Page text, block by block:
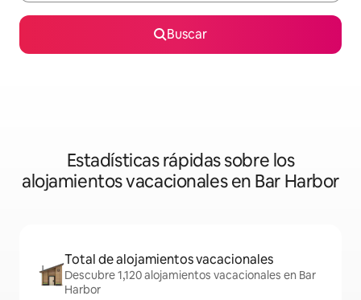
Buscar
Estadísticas rápidas sobre los
alojamientos vacacionales en Bar Harbor
Total de alojamientos vacacionales
Descubre 1,120 alojamientos vacacionales en Bar
Harbor